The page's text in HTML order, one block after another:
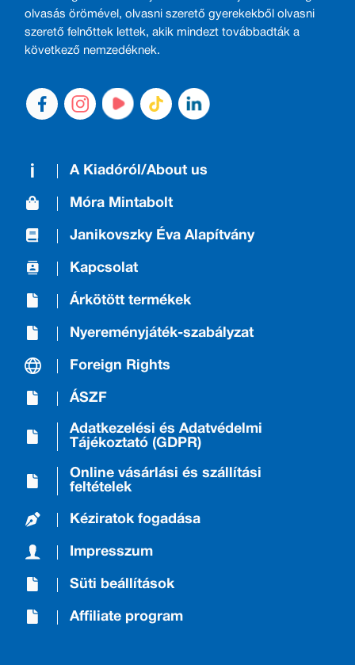
olvasás örömével, olvasni szerető gyerekekből olvasni
szerető felnőttek lettek, akik mindezt továbbadták a
következő nemzedéknek.
A Kiadóról/About us
Móra Mintabolt
Janikovszky Éva Alapítvány
Kapcsolat
Árkötött termékek
Nyereményjáték-szabályzat
Foreign Rights
ÁSZF
Adatkezelési és Adatvédelmi
Tájékoztató (GDPR)
Online vásárlási és szállítási
feltételek
Kéziratok fogadása
Impresszum
Süti beállítások
Affiliate program